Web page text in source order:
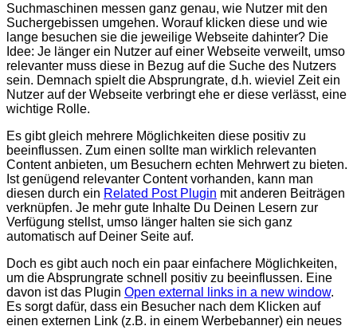
Suchmaschinen messen ganz genau, wie Nutzer mit den
Suchergebissen umgehen. Worauf klicken diese und wie
lange besuchen sie die jeweilige Webseite dahinter? Die
Idee: Je länger ein Nutzer auf einer Webseite verweilt, umso
relevanter muss diese in Bezug auf die Suche des Nutzers
sein. Demnach spielt die Absprungrate, d.h. wieviel Zeit ein
Nutzer auf der Webseite verbringt ehe er diese verlässt, eine
wichtige Rolle.
Es gibt gleich mehrere Möglichkeiten diese positiv zu
beeinflussen. Zum einen sollte man wirklich relevanten
Content anbieten, um Besuchern echten Mehrwert zu bieten.
Ist genügend relevanter Content vorhanden, kann man
diesen durch ein Related Post Plugin mit anderen Beiträgen
verknüpfen. Je mehr gute Inhalte Du Deinen Lesern zur
Verfügung stellst, umso länger halten sie sich ganz
automatisch auf Deiner Seite auf.
Doch es gibt auch noch ein paar einfachere Möglichkeiten,
um die Absprungrate schnell positiv zu beeinflussen. Eine
davon ist das Plugin Open external links in a new window.
Es sorgt dafür, dass ein Besucher nach dem Klicken auf
einen externen Link (z.B. in einem Werbebanner) ein neues